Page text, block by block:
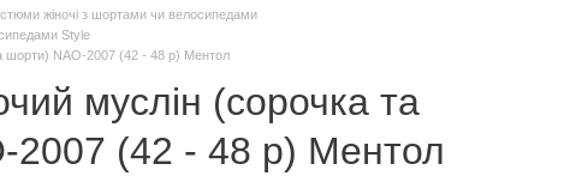
жіночі з шортами чи велосипедами
Style
шорти) NAO-2007 (42 - 48 р) Ментол
муслін (сорочка та
2007 (42 - 48 р) Ментол